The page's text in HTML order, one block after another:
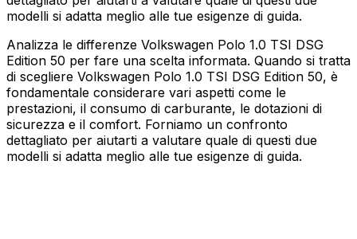
modelli si adatta meglio alle tue esigenze di guida.
Analizza le differenze Volkswagen Polo 1.0 TSI DSG
Edition 50 per fare una scelta informata. Quando si tratta
di scegliere Volkswagen Polo 1.0 TSI DSG Edition 50, è
fondamentale considerare vari aspetti come le
prestazioni, il consumo di carburante, le dotazioni di
sicurezza e il comfort. Forniamo un confronto
dettagliato per aiutarti a valutare quale di questi due
modelli si adatta meglio alle tue esigenze di guida.